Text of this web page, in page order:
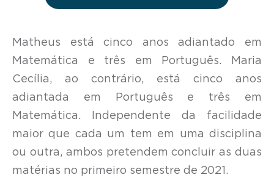
Matheus está cinco anos adiantado em
Matemática e três em Português. Maria
Cecília, ao contrário, está cinco anos
adiantada em Português e três em
Matemática. Independente da facilidade
maior que cada um tem em uma disciplina
ou outra, ambos pretendem concluir as duas
matérias no primeiro semestre de 2021.